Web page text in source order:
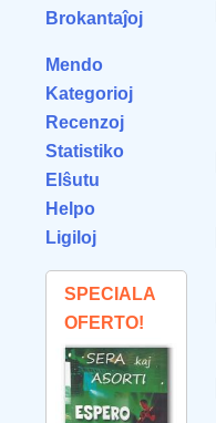
Brokantaĵoj
Mendo
Kategorioj
Recenzoj
Statistiko
Elŝutu
Helpo
Ligiloj
SPECIALA
OFERTO!